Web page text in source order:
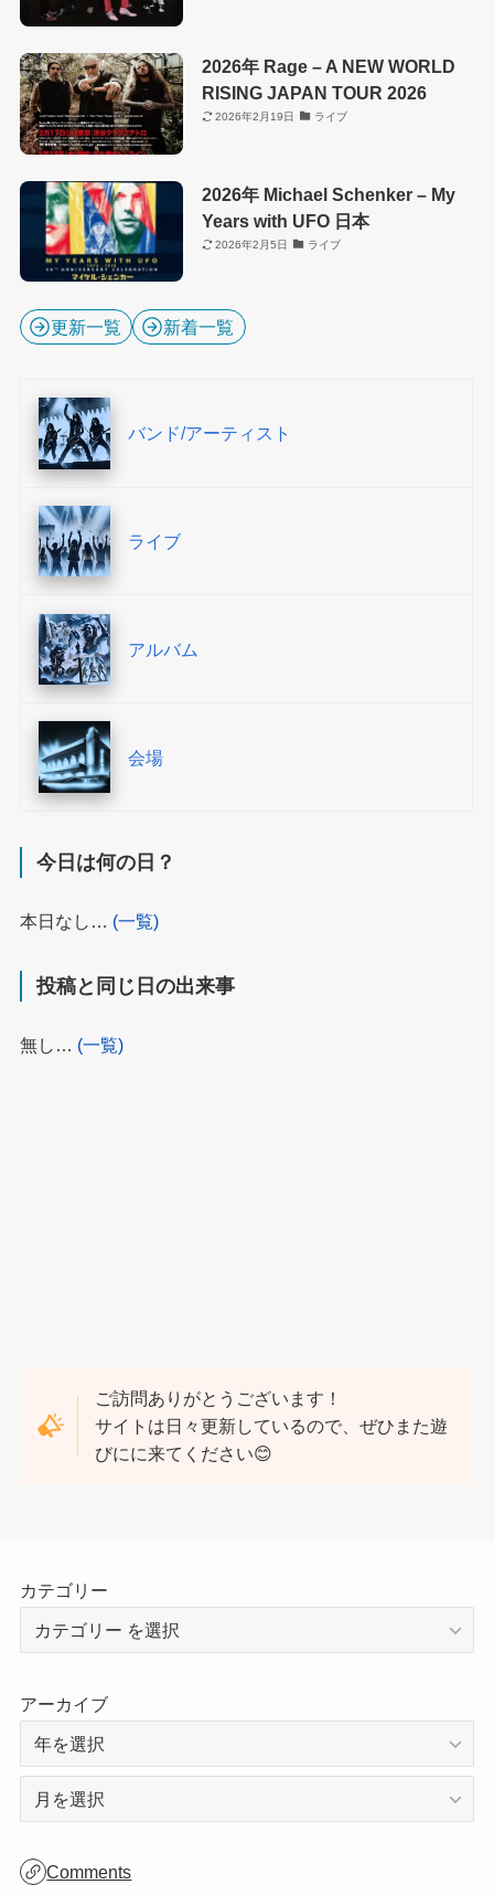
2026年 Rage – A NEW WORLD
RISING JAPAN TOUR 2026
2026年2月19日 ライブ
2026年 Michael Schenker – My
Years with UFO 日本
2026年2月5日 ライブ
更新一覧 新着一覧
バンド/アーティスト
ライブ
アルバム
会場
今日は何の日？
本日なし… (一覧)
投稿と同じ日の出来事
無し… (一覧)
カテゴリー
アーカイブ